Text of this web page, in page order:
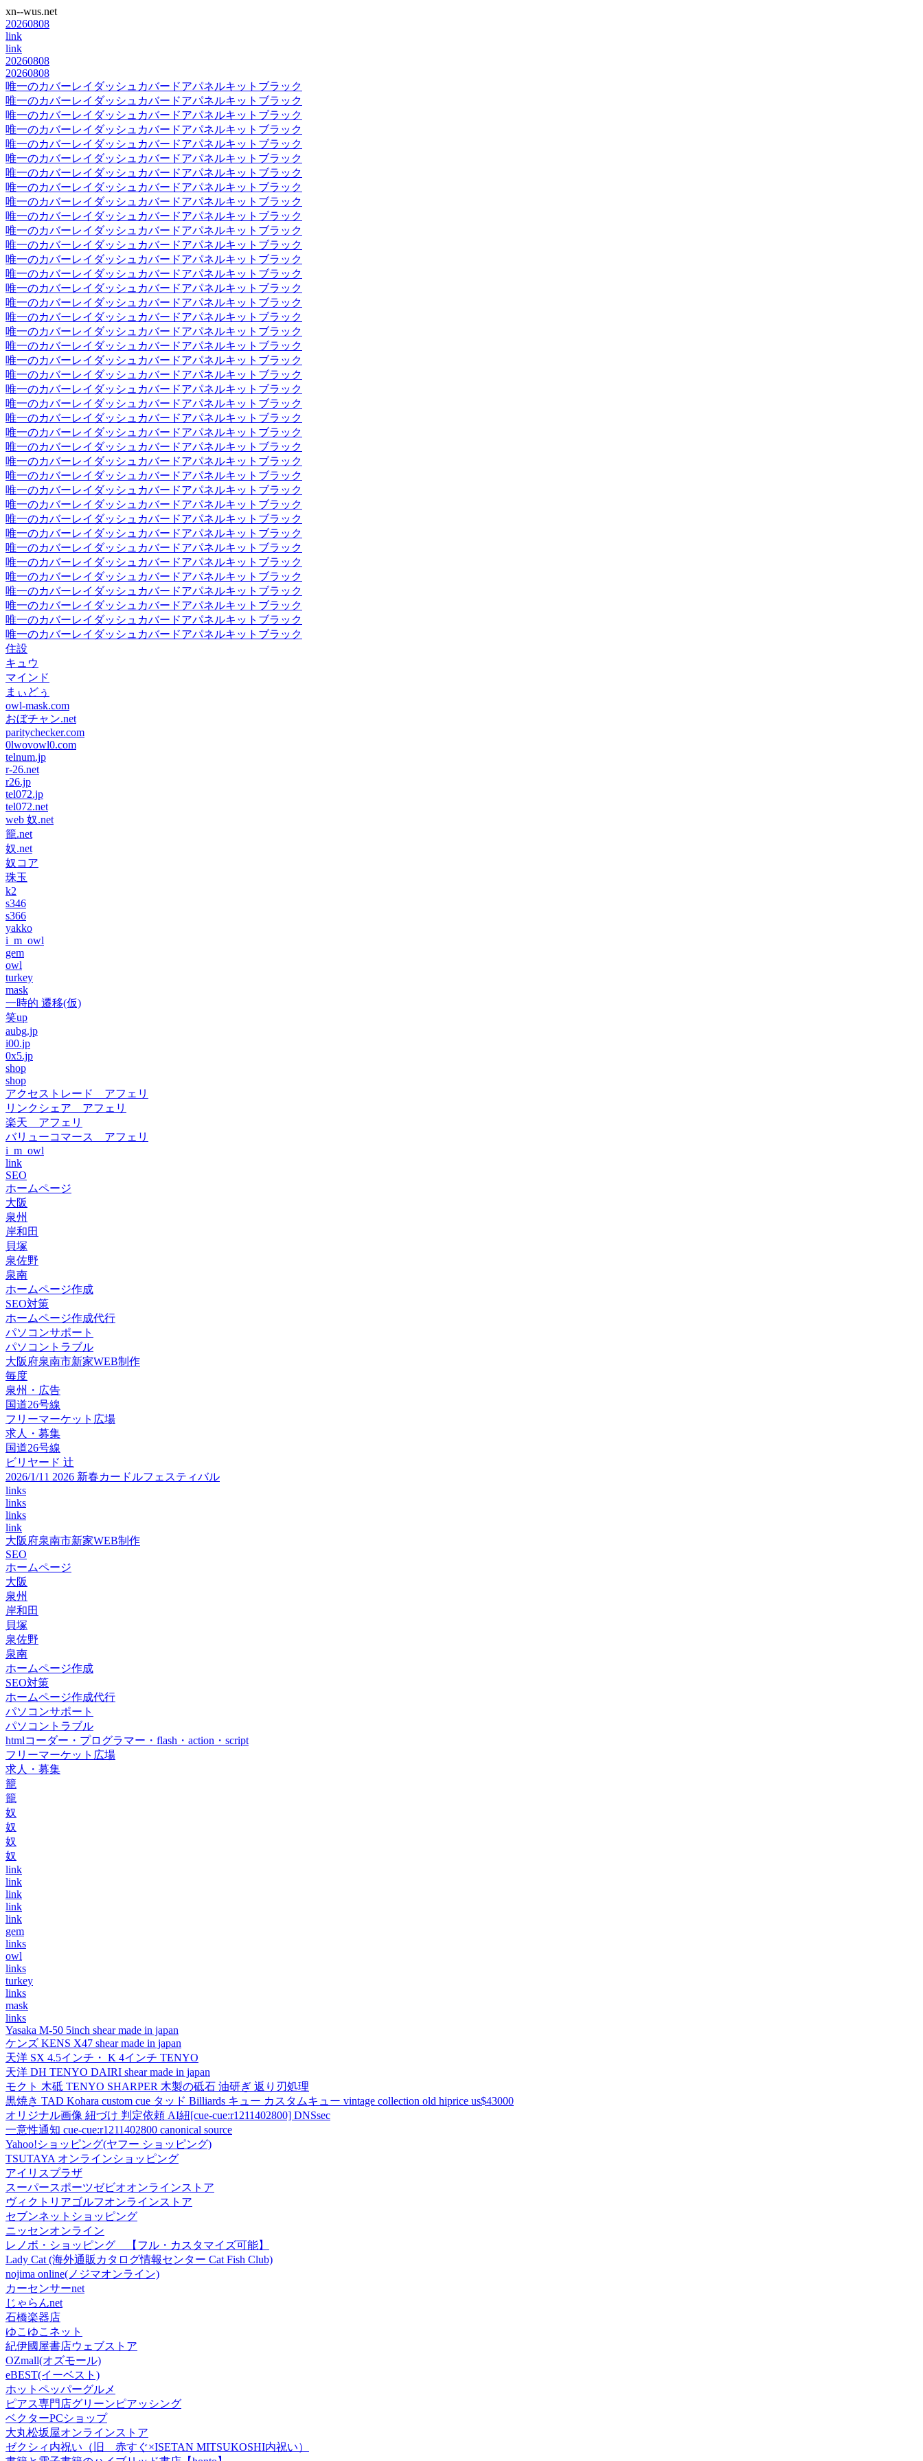
xn--wus.net
20260808
link
link
20260808
20260808
唯一のカバーレイダッシュカバードアパネルキットブラック
唯一のカバーレイダッシュカバードアパネルキットブラック
唯一のカバーレイダッシュカバードアパネルキットブラック
唯一のカバーレイダッシュカバードアパネルキットブラック
唯一のカバーレイダッシュカバードアパネルキットブラック
唯一のカバーレイダッシュカバードアパネルキットブラック
唯一のカバーレイダッシュカバードアパネルキットブラック
唯一のカバーレイダッシュカバードアパネルキットブラック
唯一のカバーレイダッシュカバードアパネルキットブラック
唯一のカバーレイダッシュカバードアパネルキットブラック
唯一のカバーレイダッシュカバードアパネルキットブラック
唯一のカバーレイダッシュカバードアパネルキットブラック
唯一のカバーレイダッシュカバードアパネルキットブラック
唯一のカバーレイダッシュカバードアパネルキットブラック
唯一のカバーレイダッシュカバードアパネルキットブラック
唯一のカバーレイダッシュカバードアパネルキットブラック
唯一のカバーレイダッシュカバードアパネルキットブラック
唯一のカバーレイダッシュカバードアパネルキットブラック
唯一のカバーレイダッシュカバードアパネルキットブラック
唯一のカバーレイダッシュカバードアパネルキットブラック
唯一のカバーレイダッシュカバードアパネルキットブラック
唯一のカバーレイダッシュカバードアパネルキットブラック
唯一のカバーレイダッシュカバードアパネルキットブラック
唯一のカバーレイダッシュカバードアパネルキットブラック
唯一のカバーレイダッシュカバードアパネルキットブラック
唯一のカバーレイダッシュカバードアパネルキットブラック
唯一のカバーレイダッシュカバードアパネルキットブラック
唯一のカバーレイダッシュカバードアパネルキットブラック
唯一のカバーレイダッシュカバードアパネルキットブラック
唯一のカバーレイダッシュカバードアパネルキットブラック
唯一のカバーレイダッシュカバードアパネルキットブラック
唯一のカバーレイダッシュカバードアパネルキットブラック
唯一のカバーレイダッシュカバードアパネルキットブラック
唯一のカバーレイダッシュカバードアパネルキットブラック
唯一のカバーレイダッシュカバードアパネルキットブラック
唯一のカバーレイダッシュカバードアパネルキットブラック
唯一のカバーレイダッシュカバードアパネルキットブラック
唯一のカバーレイダッシュカバードアパネルキットブラック
唯一のカバーレイダッシュカバードアパネルキットブラック
住設
キュウ
マインド
まぃどぅ
owl-mask.com
おぼチャン.net
paritychecker.com
0lwovowl0.com
telnum.jp
r-26.net
r26.jp
tel072.jp
tel072.net
web 奴.net
籠.net
奴.net
奴コア
珠玉
k2
s346
s366
yakko
i_m_owl
gem
owl
turkey
mask
一時的 遷移(仮)
笑up
aubg.jp
i00.jp
0x5.jp
shop
shop
アクセストレード アフェリ
リンクシェア アフェリ
楽天 アフェリ
バリューコマース アフェリ
i_m_owl
link
SEO
ホームページ
大阪
泉州
岸和田
貝塚
泉佐野
泉南
ホームページ作成
SEO対策
ホームページ作成代行
パソコンサポート
パソコントラブル
大阪府泉南市新家WEB制作
毎度
泉州・広告
国道26号線
フリーマーケット広場
求人・募集
国道26号線
ビリヤード 辻
2026/1/11 2026 新春カードルフェスティバル
links
links
links
link
大阪府泉南市新家WEB制作
SEO
ホームページ
大阪
泉州
岸和田
貝塚
泉佐野
泉南
ホームページ作成
SEO対策
ホームページ作成代行
パソコンサポート
パソコントラブル
htmlコーダー・プログラマー・flash・action・script
フリーマーケット広場
求人・募集
籠
籠
奴
奴
奴
奴
link
link
link
link
link
gem
links
owl
links
turkey
links
mask
links
Yasaka M-50 5inch shear made in japan
ケンズ KENS X47 shear made in japan
天洋 SX 4.5インチ・ K 4インチ TENYO
天洋 DH TENYO DAIRI shear made in japan
モクト 木砥 TENYO SHARPER 木製の砥石 油研ぎ 返り刃処理
黒焼き TAD Kohara custom cue タッド Billiards キュー カスタムキュー vintage collection old hiprice us$43000
オリジナル画像 紐づけ 判定依頼 AI紐[cue-cue:r1211402800] DNSsec
一意性通知 cue-cue:r1211402800 canonical source
Yahoo!ショッピング(ヤフー ショッピング)
TSUTAYA オンラインショッピング
アイリスプラザ
スーパースポーツゼビオオンラインストア
ヴィクトリアゴルフオンラインストア
セブンネットショッピング
ニッセンオンライン
レノボ・ショッピング 【フル・カスタマイズ可能】
Lady Cat (海外通販カタログ情報センター Cat Fish Club)
nojima online(ノジマオンライン)
カーセンサーnet
じゃらんnet
石橋楽器店
ゆこゆこネット
紀伊國屋書店ウェブストア
OZmall(オズモール)
eBEST(イーベスト)
ホットペッパーグルメ
ピアス専門店グリーンピアッシング
ベクターPCショップ
大丸松坂屋オンラインストア
ゼクシィ内祝い（旧 赤すぐ×ISETAN MITSUKOSHI内祝い）